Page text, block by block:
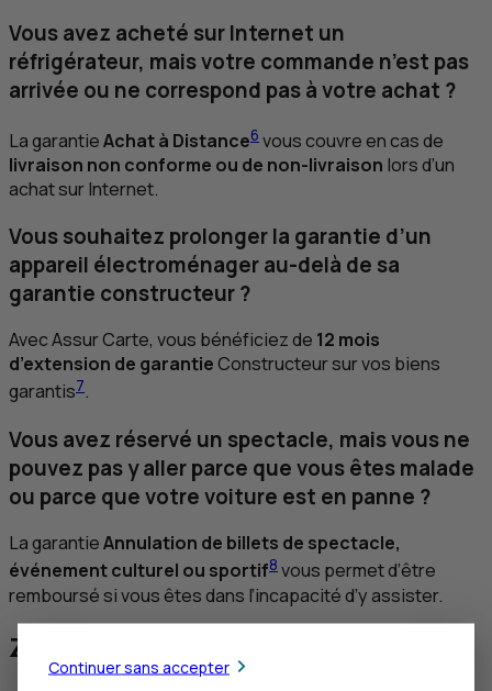
Vous avez acheté sur Internet un
réfrigérateur, mais votre commande n’est pas
arrivée ou ne correspond pas à votre achat ?
La garantieAchat à Distance6 vous couvre en cas de
livraison non conforme ou de non-livraison lors d’un
achat sur Internet.
Vous souhaitez prolonger la garantie d’un
appareil électroménager au-delà de sa
garantie constructeur ?
Avec Assur Carte, vous bénéficiez de 12 mois
d’extension de garantieConstructeur sur vos biens
garantis7.
Vous avez réservé un spectacle, mais vous ne
pouvez pas y aller parce que vous êtes malade
ou parce que votre voiture est en panne ?
La garantieAnnulation de billets de spectacle,
événement culturel ou sportif8 vous permet d’être
remboursé si vous êtes dans l’incapacité d’y assister.
Zoom sur les garanties Assur Carte
Continuer sans accepter